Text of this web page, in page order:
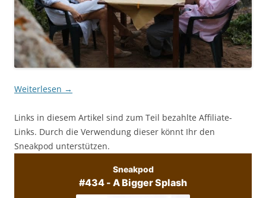
Weiterlesen →
Links in diesem Artikel sind zum Teil bezahlte Affiliate-
Links. Durch die Verwendung dieser könnt Ihr den
Sneakpod unterstützen.